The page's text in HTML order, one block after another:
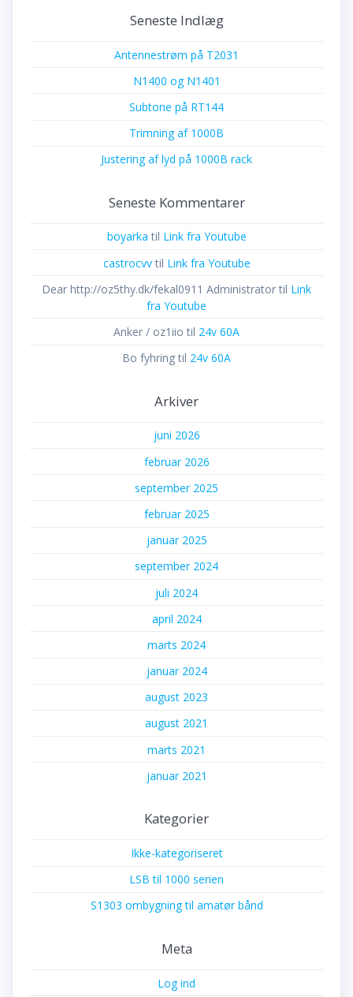
Seneste Indlæg
Antennestrøm på T2031
N1400 og N1401
Subtone på RT144
Trimning af 1000B
Justering af lyd på 1000B rack
Seneste Kommentarer
boyarka til Link fra Youtube
castrocvvtil Link fra Youtube
Dear http://oz5thy.dk/fekal0911 Administrator til Link
fra Youtube
Anker / oz1iio til 24v 60A
Bo fyhring til 24v 60A
Arkiver
juni 2026
februar 2026
september 2025
februar 2025
januar 2025
september 2024
juli 2024
april 2024
marts 2024
januar 2024
august 2023
august 2021
marts 2021
januar 2021
Kategorier
Ikke-kategoriseret
LSB til 1000 serien
S1303 ombygning til amatør bånd
Meta
Log ind